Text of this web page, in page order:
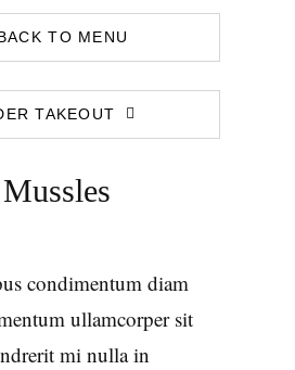
TO MENU
TAKEOUT
condimentum diam
ullamcorper sit
mi nulla in